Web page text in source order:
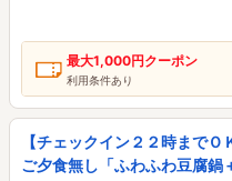
最大1,000円クーポン
利用条件あり
【チェックイン２２時まで
ご夕食無し「ふわふわ豆腐鍋